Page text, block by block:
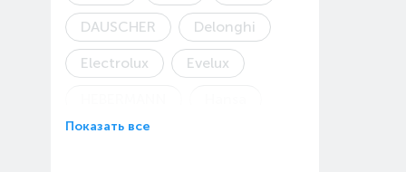
DAUSCHER Delonghi
Electrolux Evelux
Hausler
Показать все